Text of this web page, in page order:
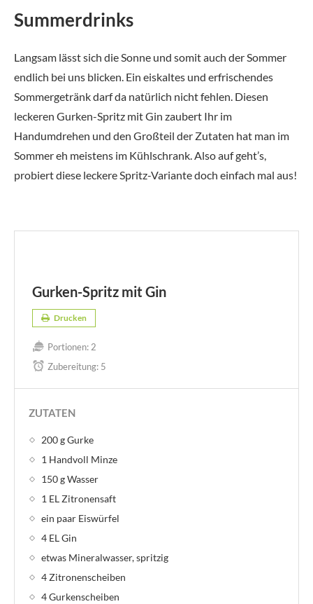
Summerdrinks
Langsam lässt sich die Sonne und somit auch der Sommer
endlich bei uns blicken. Ein eiskaltes und erfrischendes
Sommergetränk darf da natürlich nicht fehlen. Diesen
leckeren Gurken-Spritz mit Gin zaubert Ihr im
Handumdrehen und den Großteil der Zutaten hat man im
Sommer eh meistens im Kühlschrank. Also auf geht’s,
probiert diese leckere Spritz-Variante doch einfach mal aus!
Gurken-Spritz mit Gin
Drucken
Portionen: 2
Zubereitung: 5
ZUTATEN
200 g Gurke
1 Handvoll Minze
150 g Wasser
1 EL Zitronensaft
ein paar Eiswürfel
4 EL Gin
etwas Mineralwasser, spritzig
4 Zitronenscheiben
4 Gurkenscheiben